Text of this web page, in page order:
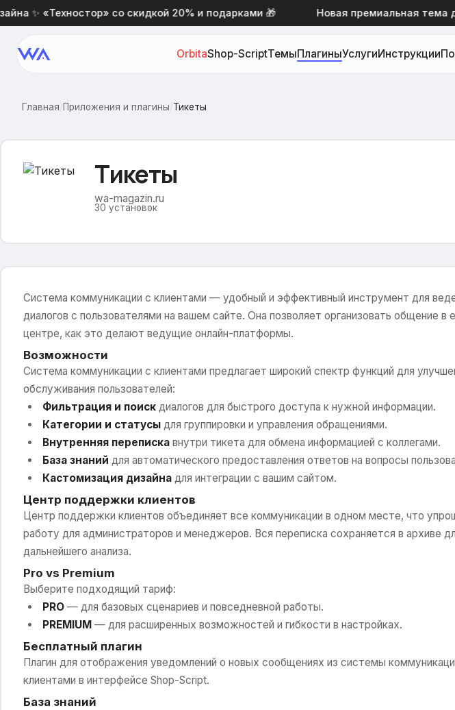
✨ «Техностор» со скидкой 20% и подарками 🎁 Новая премиальная тема
OrbitaShop-ScriptТемыПлагиныУслугиИнструкции
Главная/Приложения и плагины/Тикеты
Тикеты
wa-magazin.ru
30 установок
Система коммуникации с клиентами — удобный и эффективный инструмент для
диалогов с пользователями на вашем сайте. Она позволяет организовать общение в
центре, как это делают ведущие онлайн-платформы.
Возможности
Система коммуникации с клиентами предлагает широкий спектр функций для
обслуживания пользователей:
Фильтрация и поискдиалогов для быстрого доступа к нужной информации.
Категории и статусыдля группировки и управления обращениями.
Внутренняя перепискавнутри тикета для обмена информацией с коллегами.
База знаний для автоматического предоставления ответов на вопросы
Кастомизация дизайнадля интеграции с вашим сайтом.
Центр поддержки клиентов
Центр поддержки клиентов объединяет все коммуникации в одном месте, что
работу для администраторов и менеджеров. Вся переписка сохраняется в архиве
дальнейшего анализа.
Pro vs Premium
Выберите подходящий тариф:
PRO— для базовых сценариев и повседневной работы.
PREMIUM— для расширенных возможностей и гибкости в настройках.
Бесплатный плагин
Плагин для отображения уведомлений о новых сообщениях из системы
клиентами в интерфейсе Shop-Script.
База знаний